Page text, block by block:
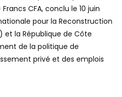
CFA, conclu le 10 juin
pour la Reconstruction
et la République de Côte
de la politique de
privé et des emplois